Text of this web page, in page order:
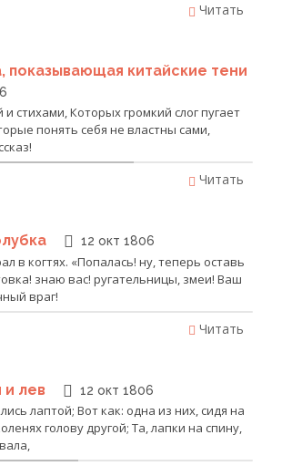
Читать
показывающая китайские тени
стихами, Которых громкий слог пугает
понять себя не властны сами,
Читать
12 окт 1806
в когтях. «Попалась! ну, теперь оставь
знаю вас! ругательницы, змеи! Ваш
враг!
Читать
лев 12 окт 1806
лаптой; Вот как: одна из них, сидя на
голову другой; Та, лапки на спину,